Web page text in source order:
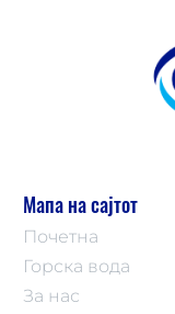
Мапа на сајтот
Почетна
Горска вода
За нас